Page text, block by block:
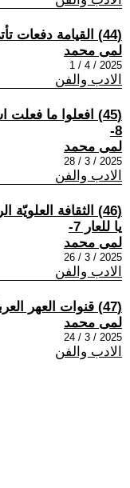
(44) القيامة دفعات تأتي - يا للعار 9-
لمى محمد
2025 / 4 / 1
الادب والفن
(45) افعلوا ما فعلت
8-
لمى محمد
2025 / 3 / 28
الادب والفن
(46) الثقافة
يا للعار 7-
لمى محمد
2025 / 3 / 26
الادب والفن
(47) قنوات العهر العربيّة - ياللعار
لمى محمد
2025 / 3 / 24
الادب والفن